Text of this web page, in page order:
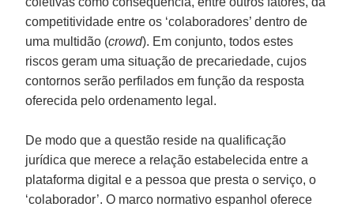
competitividade entre os ‘colaboradores’ dentro de
uma multidão (crowd). Em conjunto, todos estes
riscos geram uma situação de precariedade, cujos
contornos serão perfilados em função da resposta
oferecida pelo ordenamento legal.
De modo que a questão reside na qualificação
jurídica que merece a relação estabelecida entre a
plataforma digital e a pessoa que presta o serviço, o
‘colaborador’. O marco normativo espanhol oferece